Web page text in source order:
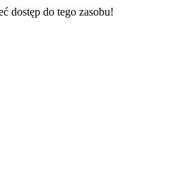
dostęp do tego zasobu!